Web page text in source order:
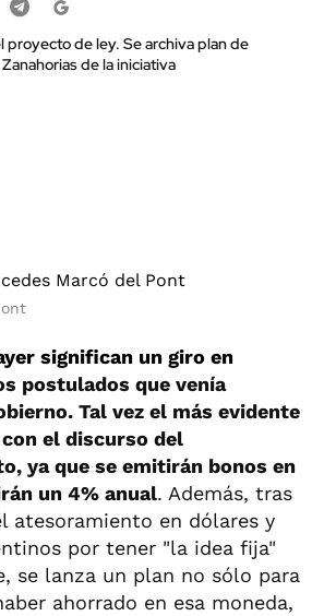
proyecto de ley. Se archiva plan de
de la iniciativa
significan un giro en
postulados que venía
Tal vez el más evidente
el discurso del
ya que se emitirán bonos en
un 4% anual. Además, tras
atesoramiento en dólares y
por tener "la idea fija"
se lanza un plan no sólo para
ahorrado en esa moneda,